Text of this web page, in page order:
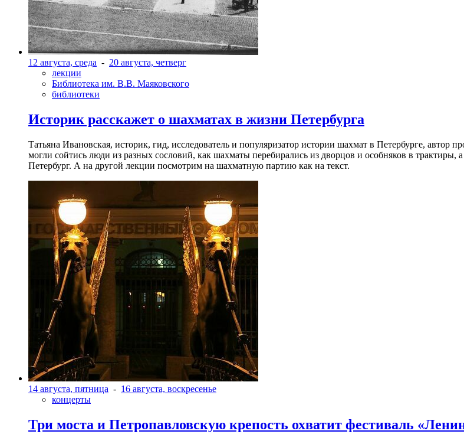
12 августа, среда - 20 августа, четверг
лекции
Библиотека им. В.В. Маяковского
библиотеки
Историк расскажет о шахматах в жизни Петербурга
Татьяна Ивановская, историк, гид, исследователь и популяризатор истории шахмат в Петербурге, автор
могли сойтись люди из разных сословий, как шахматы перебирались из дворцов и особняков в
Петербург. А на другой лекции посмотрим на шахматную партию как на текст.
14 августа, пятница - 16 августа, воскресенье
концерты
Три моста и Петропавловскую крепость охватит фестиваль